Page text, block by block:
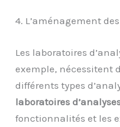
4. L’aménagement
Les laboratoires
exemple, nécessitent
différents types
laboratoires
fonctionnalités et les